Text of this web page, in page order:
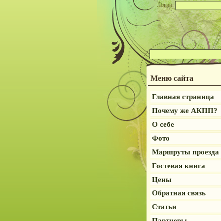
Логин:
Меню сайта
Главная страница
Почему же АКПП?
О себе
Фото
Маршруты проезда
Гостевая книга
Цены
Обратная связь
Статьи